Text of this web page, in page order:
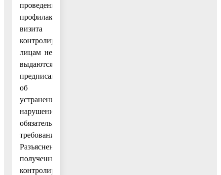
проведении
профилактического
визита
контролируемым
лицам не
выдаются
предписания
об
устранении
нарушений
обязательных
требований.
Разъяснения,
полученные
контролируемым